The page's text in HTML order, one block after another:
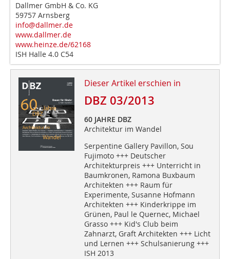
Dallmer GmbH & Co. KG
59757 Arnsberg
info@dallmer.de
www.dallmer.de
www.heinze.de/62168
ISH Halle 4.0 C54
Dieser Artikel erschien in
DBZ 03/2013
60 JAHRE DBZ
Architektur im Wandel
Serpentine Gallery Pavillon, Sou
Fujimoto +++ Deutscher
Architekturpreis +++ Unterricht in
Baumkronen, Ramona Buxbaum
Architekten +++ Raum für
Experimente, Susanne Hofmann
Architekten +++ Kinderkrippe im
Grünen, Paul le Quernec, Michael
Grasso +++ Kid's Club beim
Zahnarzt, Graft Architekten +++ Licht
und Lernen +++ Schulsanierung +++
ISH 2013